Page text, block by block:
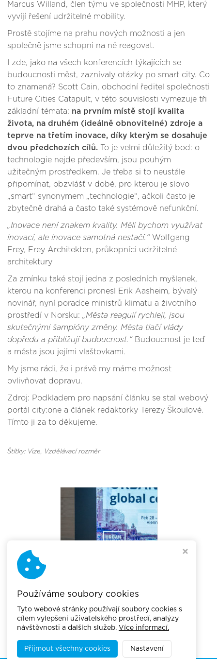
Marcus Willand, člen týmu ve společnosti MHP, který
vyvíjí řešení udržitelné mobility.
Prostě stojíme na prahu nových možnosti a jen
společně jsme schopni na ně reagovat.
I zde, jako na všech konferencích týkajících se
budoucnosti měst, zaznívaly otázky po smart city. Co
to znamená? Scott Cain, obchodní ředitel společnosti
Future Cities Catapult, v této souvislosti vymezuje tři
základní témata: na prvním místě stojí kvalita
života, na druhém (ideálně obnovitelné) zdroje a
teprve na třetím inovace, díky kterým se dosahuje
dvou předchozích cílů.
To je velmi důležitý bod: o
technologie nejde především, jsou pouhým
užitečným prostředkem. Je třeba si to neustále
připomínat, obzvlášť v době, pro kterou je slovo
„smart“ synonymem „technologie“, ačkoli často je
zbytečně drahá a často také systémově nefunkční.
„Inovace není znakem kvality. Měli bychom využívat
inovací, ale inovace samotná nestačí.“ Wolfgang
Frey, Frey Architekten, průkopníci udržitelné
architektury
Za zmínku také stojí jedna z posledních myšlenek,
kterou na konferenci pronesl Erik Aasheim, bývalý
novinář, nyní poradce ministrů klimatu a životního
prostředí v Norsku: „Města reagují rychleji, jsou
skutečnými šampióny změny. Města tlačí vlády
dopředu a přibližují budoucnost.“ Budoucnost je teď
a města jsou jejími vlaštovkami.
My jsme rádi, že i právě my máme možnost
ovlivňovat dopravu.
Zdroj: Podkladem pro napsání článku se stal webový
portál city:one a článek redaktorky Terezy Škoulové.
Tímto ji za to děkujeme.
Štítky: Vize, Vzdělávací rozměr
Používáme soubory cookies
Tyto webové stránky používají soubory cookies s
cílem vylepšení uživatelského prostředí, analýzy
návštěvnosti a dalších služeb. Více informací.
Přijmout všechny cookies Nastavení